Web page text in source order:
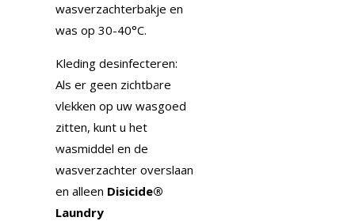
wasverzachterbakje en
was op 30-40°C.
Kleding desinfecteren:
Als er geen zichtbare
vlekken op uw wasgoed
zitten, kunt u het
wasmiddel en de
wasverzachter overslaan
en alleen Disicide®
Laundry